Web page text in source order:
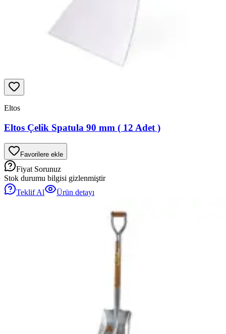
Eltos
Eltos Çelik Spatula 90 mm ( 12 Adet )
Favorilere ekle
Fiyat Sorunuz
Stok durumu bilgisi gizlenmiştir
Teklif Al
Ürün detayı